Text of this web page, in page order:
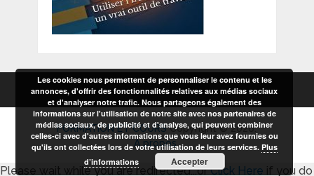
FORMATION ET COURSCopyright © 2026.
A propos
Les cookies nous permettent de personnaliser le contenu et les
annonces, d'offrir des fonctionnalités relatives aux médias sociaux
et d'analyser notre trafic. Nous partageons également des
informations sur l'utilisation de notre site avec nos partenaires de
médias sociaux, de publicité et d'analyse, qui peuvent combiner
celles-ci avec d'autres informations que vous leur avez fournies ou
qu'ils ont collectées lors de votre utilisation de leurs services. Plus
d’informations
Accepter
Please wait while you are redirected...orClick Here if you do